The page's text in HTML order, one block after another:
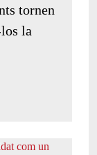
tornen
la